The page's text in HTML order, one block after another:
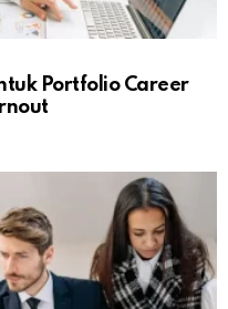
Portfolio Career